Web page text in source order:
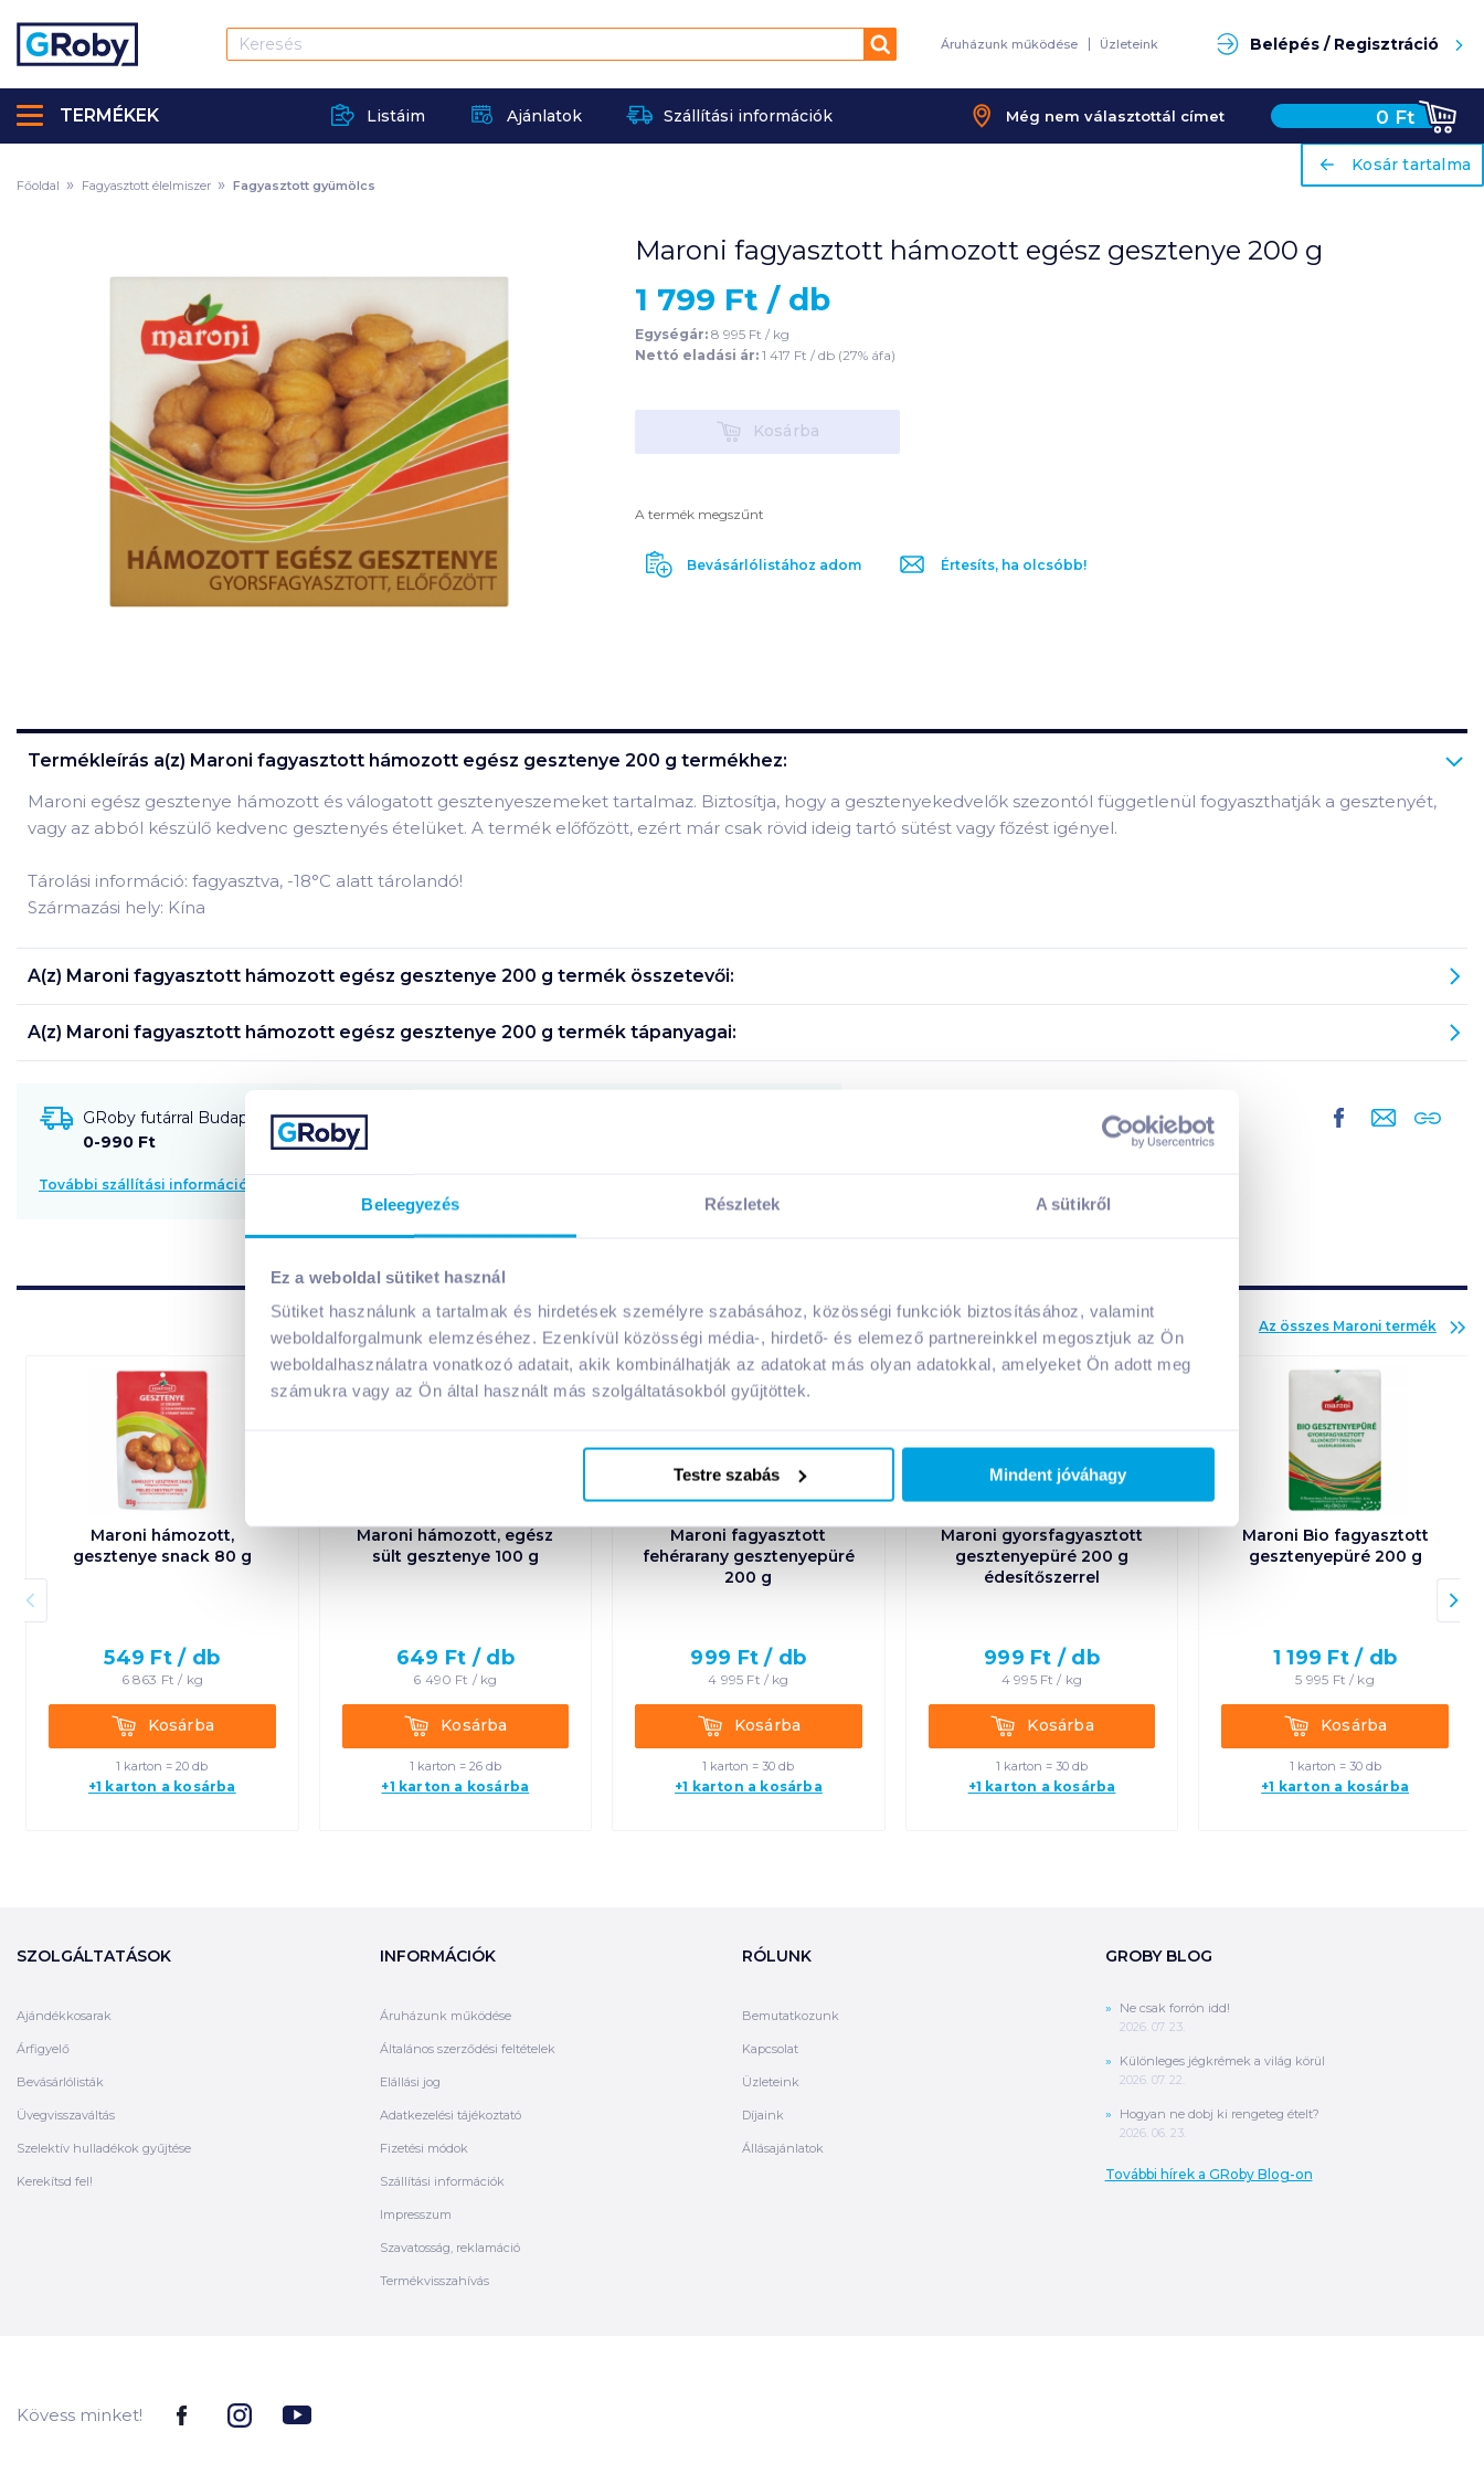
Beleegyezés Részletek A sütikről
Ez a weboldal sütiket használ
Sütiket használunk a tartalmak és hirdetések személyre szabásához, közösségi funkciók biztosításához, valamint
weboldalforgalmunk elemzéséhez. Ezenkívül közösségi média-, hirdető- és elemező partnereinkkel megosztjuk az Ön
weboldalhasználatra vonatkozó adatait, akik kombinálhatják az adatokat más olyan adatokkal, amelyeket Ön adott meg
számukra vagy az Ön által használt más szolgáltatásokból gyűjtöttek.
Testre szabás Mindent jóváhagy
Keresés Áruházunk működése Üzleteink Belépés / Regisztráció
Listáim Ajánlatok Szállítási információk Még nem választottál címet 0 Ft
TERMÉKEK
ariaLabel
Kosár tartalma
A kosarad jelenleg üres.
Főoldal Fagyasztott élelmiszer Fagyasztott gyümölcs
Maroni fagyasztott hámozott egész gesztenye 200 g
1 799 Ft / db
Egységár: 8 995 Ft / kg
Nettó eladási ár: 1 417 Ft / db (27% áfa)
KosárbaKosárba
A termék megszűnt
Bevásárlólistához adom Értesíts, ha olcsóbb!
Termékleírás a(z) Maroni fagyasztott hámozott egész gesztenye 200 g termékhez:
Maroni egész gesztenye hámozott és válogatott gesztenyeszemeket tartalmaz. Biztosítja, hogy a gesztenyekedvelők szezontól függetlenül fogyaszthatják a gesztenyét,
vagy az abból készülő kedvenc gesztenyés ételüket. A termék előfőzött, ezért már csak rövid ideig tartó sütést vagy főzést igényel.
Tárolási információ: fagyasztva, -18°C alatt tárolandó!
Származási hely: Kína
A(z) Maroni fagyasztott hámozott egész gesztenye 200 g termék összetevői:
A(z) Maroni fagyasztott hámozott egész gesztenye 200 g termék tápanyagai:
GRoby futárral Budapestre és környékére szállítható
0-990 Ft
További szállítási információk
Az összes Maroni termék
Maroni hámozott,
gesztenye snack 80 g
549 Ft / db
6 863 Ft / kg
KosárbaKosárba
1 karton = 20 db
+1 karton a kosárba
Maroni hámozott, egész
sült gesztenye 100 g
649 Ft / db
6 490 Ft / kg
KosárbaKosárba
1 karton = 26 db
+1 karton a kosárba
Maroni fagyasztott
fehérarany gesztenyepüré
200 g
999 Ft / db
4 995 Ft / kg
KosárbaKosárba
1 karton = 30 db
+1 karton a kosárba
Maroni gyorsfagyasztott
gesztenyepüré 200 g
édesítőszerrel
999 Ft / db
4 995Ft / kg
KosárbaKosárba
1 karton = 30 db
+1 karton a kosárba
Maroni Bio fagyasztott
gesztenyepüré 200 g
1 199 Ft / db
5 995 Ft / kg
KosárbaKosárba
1 karton = 30 db
+1 karton a kosárba
SZOLGÁLTATÁSOK
Ajándékkosarak
Árfigyelő
Bevásárlólisták
Üvegvisszaváltás
Szelektív hulladékok gyűjtése
Kerekítsd fel!
INFORMÁCIÓK
Áruházunk működése
Általános szerződési feltételek
Elállási jog
Adatkezelési tájékoztató
Fizetési módok
Szállítási információk
Impresszum
Szavatosság, reklamáció
Termékvisszahívás
RÓLUNK
Bemutatkozunk
Kapcsolat
Üzleteink
Díjaink
Állásajánlatok
GROBY BLOG
Ne csak forrón idd!
2026. 07. 23.
Különleges jégkrémek a világ körül
2026. 07. 22.
Hogyan ne dobj ki rengeteg ételt?
2026. 06. 23.
További hírek a GRoby Blog-on
Kövess minket!